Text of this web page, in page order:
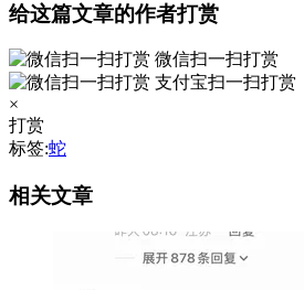
给这篇文章的作者打赏
微信扫一扫打赏
支付宝扫一扫打赏
×
打赏
标签:蛇
相关文章